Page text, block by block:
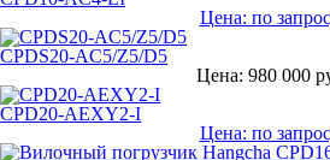
Цена: по
CPDS20-AC5/Z5/D5
Цена: 980 000
CPD20-AEXY2-I
Цена: по